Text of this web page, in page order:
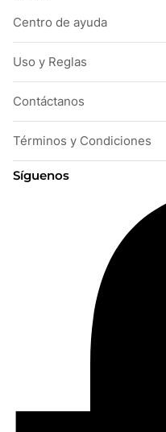
Centro de ayuda
Uso y Reglas
Contáctanos
Términos y Condiciones
Síguenos